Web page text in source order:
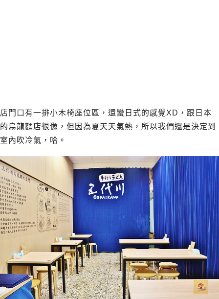
店門口有一排小木椅座位區，還蠻日式的感覺XD，跟日本
的烏龍麵店很像，但因為夏天天氣熱，所以我們還是決定到
室內吹冷氣，哈。